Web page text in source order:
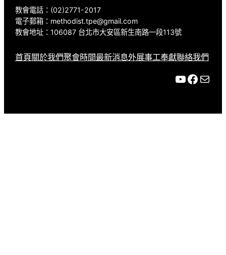
教會電話：(02)2771-2017
電子郵箱：methodist.tpe@gmail.com
教會地址：106087 台北市大安區新生南路一段113號
首頁關於我們聚會時間最新消息外展事工奉獻聯絡我們
YouTube Facebook Mail